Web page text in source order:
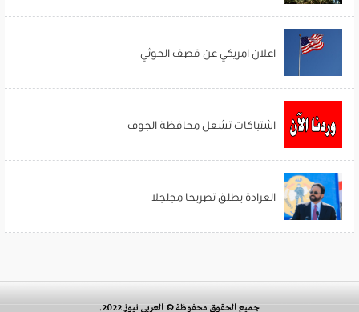
اعلان امريكي عن قصف الحوثي
اشتباكات تشعل محافظة الجوف
العرادة يطلق تصريحا مجلجلا
جميع الحقوق محفوظة © العربي نيوز 2022.